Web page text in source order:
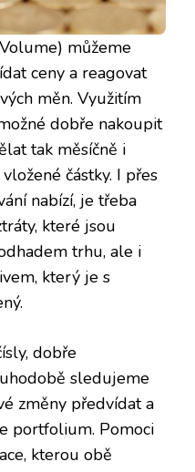
můžeme
ceny a reagovat
měn. Využitím
dobře nakoupit
tak měsíčně i
částky. I přes
nabízí, je třeba
které jsou
trhu, ale i
který je s
dobře
sledujeme
změny předvídat a
portfolium. Pomoci
kterou obě